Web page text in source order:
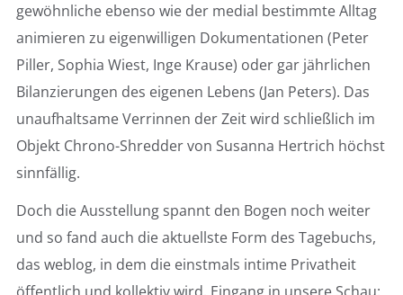
gewöhnliche ebenso wie der medial bestimmte Alltag
animieren zu eigenwilligen Dokumentationen (Peter
Piller, Sophia Wiest, Inge Krause) oder gar jährlichen
Bilanzierungen des eigenen Lebens (Jan Peters). Das
unaufhaltsame Verrinnen der Zeit wird schließlich im
Objekt Chrono-Shredder von Susanna Hertrich höchst
sinnfällig.
Doch die Ausstellung spannt den Bogen noch weiter
und so fand auch die aktuellste Form des Tagebuchs,
das weblog, in dem die einstmals intime Privatheit